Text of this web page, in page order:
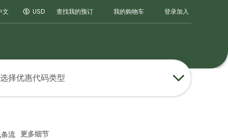
文 USD 查找我的预订 我的购物车 登录加入
选择优惠代码类型
流 更多细节